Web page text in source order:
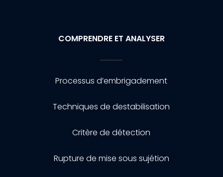
COMPRENDRE ET ANALYSER
Processus d’embrigadement
Techniques de destabilisation
Critère de détection
Rupture de mise sous sujétion